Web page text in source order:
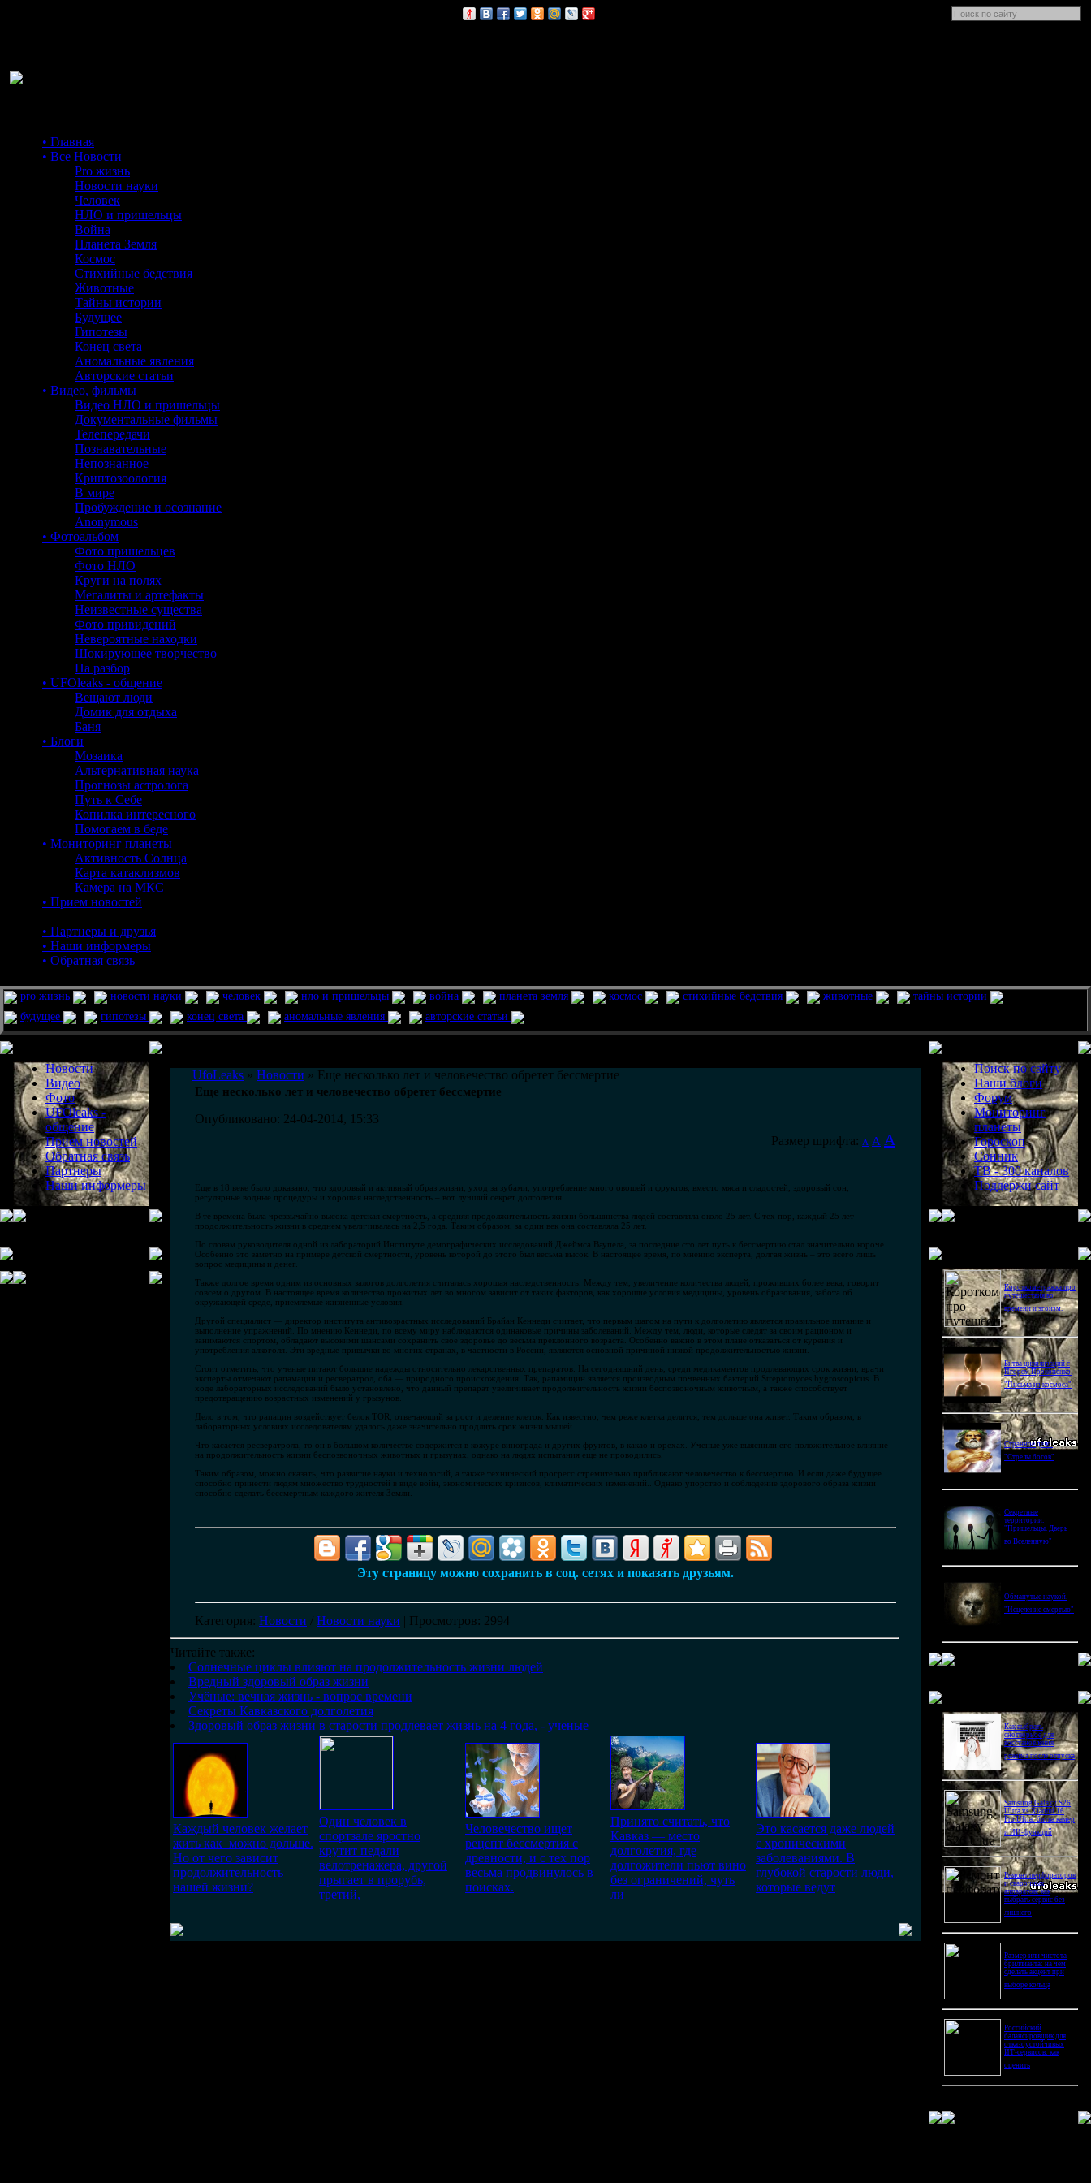
• Главная
• Все Новости
Pro жизнь
Новости науки
Человек
НЛО и пришельцы
Война
Планета Земля
Космос
Стихийные бедствия
Животные
Тайны истории
Будущее
Гипотезы
Конец света
Аномальные явления
Авторские статьи
• Видео, фильмы
Видео НЛО и пришельцы
Документальные фильмы
Телепередачи
Познавательные
Непознанное
Криптозоология
В мире
Пробуждение и осознание
Anonymous
• Фотоальбом
Фото пришельцев
Фото НЛО
Круги на полях
Мегалиты и артефакты
Неизвестные существа
Фото привидений
Невероятные находки
Шокирующее творчество
На разбор
• UFOleaks - общение
Вещают люди
Домик для отдыха
Баня
• Блоги
Мозаика
Альтернативная наука
Прогнозы астролога
Путь к Себе
Копилка интересного
Помогаем в беде
• Мониторинг планеты
Активность Солнца
Карта катаклизмов
Камера на МКС
• Прием новостей
• Партнеры и друзья
• Наши информеры
• Обратная связь
pro жизнь новости науки человек нло и пришельцы война планета земля космос стихийные бедствия животные
тайны истории
будущее
гипотезы конец света аномальные явления авторские статьи
Новости
Видео
Фото
UFOleaks -
общение
Прием новостей
Обратная связь
Партнеры
Наши информеры
UfoLeaks » Новости » Еще несколько лет и человечество обретет бессмертие
Еще несколько лет и человечество обретет бессмертие
Опубликовано: 24-04-2014, 15:33
Размер шрифта: A A A
Еще в 18 веке было доказано, что здоровый и активный образ жизни, уход за зубами, употребление много овощей и фруктов, вместо мяса и сладостей, здоровый сон,
регулярные водные процедуры и хорошая наследственность – вот лучший секрет долголетия.
В те времена была чрезвычайно высока детская смертность, а средняя продолжительность жизни большинства людей составляла около 25 лет. С тех пор, каждый 25 лет
продолжительность жизни в среднем увеличивалась на 2,5 года. Таким образом, за один век она составляла 25 лет.
По словам руководителя одной из лабораторий Институте демографических исследований Джеймса Ваупела, за последние сто лет путь к бессмертию стал значительно короче.
Особенно это заметно на примере детской смертности, уровень которой до этого был весьма высок. В настоящее время, по мнению эксперта, долгая жизнь – это всего лишь
вопрос медицины и денег.
Также долгое время одним из основных залогов долголетия считалась хорошая наследственность. Между тем, увеличение количества людей, проживших более века, говорит
совсем о другом. В настоящее время количество прожитых лет во многом зависит от таких факторов, как хорошие условия медицины, уровень образования, забота об
окружающей среде, приемлемые жизненные условия.
Другой специалист — директор института антивозрастных исследований Брайан Кеннеди считает, что первым шагом на пути к долголетию является правильное питание и
выполнение упражнений. По мнению Кеннеди, по всему миру наблюдаются одинаковые причины заболеваний. Между тем, люди, которые следят за своим рационом и
занимаются спортом, обладают высокими шансами сохранить свое здоровье до весьма преклонного возраста. Особенно важно в этом плане отказаться от курения и
употребления алкоголя. Эти вредные привычки во многих странах, в частности в России, являются основной причиной низкой продолжительностью жизни.
Стоит отметить, что ученые питают большие надежды относительно лекарственных препаратов. На сегодняшний день, среди медикаментов продлевающих срок жизни, врачи
эксперты отмечают рапамацин и ресвератрол, оба — природного происхождения. Так, рапамицин является производным почвенных бактерий Streptomyces hygroscopicus. В
ходе лабораторных исследований было установлено, что данный препарат увеличивает продолжительность жизни беспозвоночным животным, а также способствует
предотвращению возрастных изменений у грызунов.
Дело в том, что рапацин воздействует белок TOR, отвечающий за рост и деление клеток. Как известно, чем реже клетка делится, тем дольше она живет. Таким образом, в
лабораторных условиях исследователям удалось даже значительно продлить срок жизни мышей.
Что касается ресвератрола, то он в большом количестве содержится в кожуре винограда и других фруктов, в какао и орехах. Ученые уже выяснили его положительное влияние
на продолжительность жизни беспозвоночных животных и грызунах, однако на людях испытания еще не проводились.
Таким образом, можно сказать, что развитие науки и технологий, а также технический прогресс стремительно приближают человечество к бессмертию. И если даже будущее
способно принести людям множество трудностей в виде войн, экономических кризисов, климатических изменений.. Однако упорство и соблюдение здорового образа жизни
способно сделать бессмертным каждого жителя Земли.
Эту страницу можно сохранить в соц. сетях и показать друзьям.
Категория: Новости / Новости науки | Просмотров: 2994
Читайте также:
Солнечные циклы влияют на продолжительность жизни людей
Вредный здоровый образ жизни
Учёные: вечная жизнь - вопрос времени
Секреты Кавказского долголетия
Здоровый образ жизни в старости продлевает жизнь на 4 года, - ученые
Каждый человек желает
жить как можно дольше.
Но от чего зависит
продолжительность
нашей жизни?
Один человек в
спортзале яростно
крутит педали
велотренажера, другой
прыгает в прорубь,
третий,
Человечество ищет
рецепт бессмертия с
древности, и с тех пор
весьма продвинулось в
поисках.
Принято считать, что
Кавказ — место
долголетия, где
долгожители пьют вино
без ограничений, чуть
ли
Это касается даже людей
с хроническими
заболеваниями. В
глубокой старости люди,
которые ведут
Поиск по сайту
Наши блоги
Форум
Мониторинг
планеты
Гороскоп
Сонник
ТВ - 300 каналов
Поддержи сайт
Короткометражка про
путешествия во
времени и эгоизм.
Битва цивилизаций с
Игорем Прокопенко.
"Письма из космоса"
Странное дело.
"Стрелы богов"
Секретные
территории.
"Пришельцы. Дверь
во Вселенную"
Обманутые наукой.
"Исцеление смертью"
Как выбрать
снотворное для
восстановления
режима после отпуска
Samsung Galaxy S26
Ultra vs Xiaomi 16
Pro Ultra: битва камер
и ИИ-функций
Ремонт перфораторов
и сварочных
аппаратов: как
выбрать сервис без
лишнего
Размер или чистота
бриллианта: на чем
сделать акцент при
выборе кольца
Российский
балансировщик для
отказоустойчивых
ИТ-сервисов: как
оценить